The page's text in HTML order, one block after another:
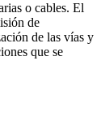
o cables. El
de
de las vías y
que se